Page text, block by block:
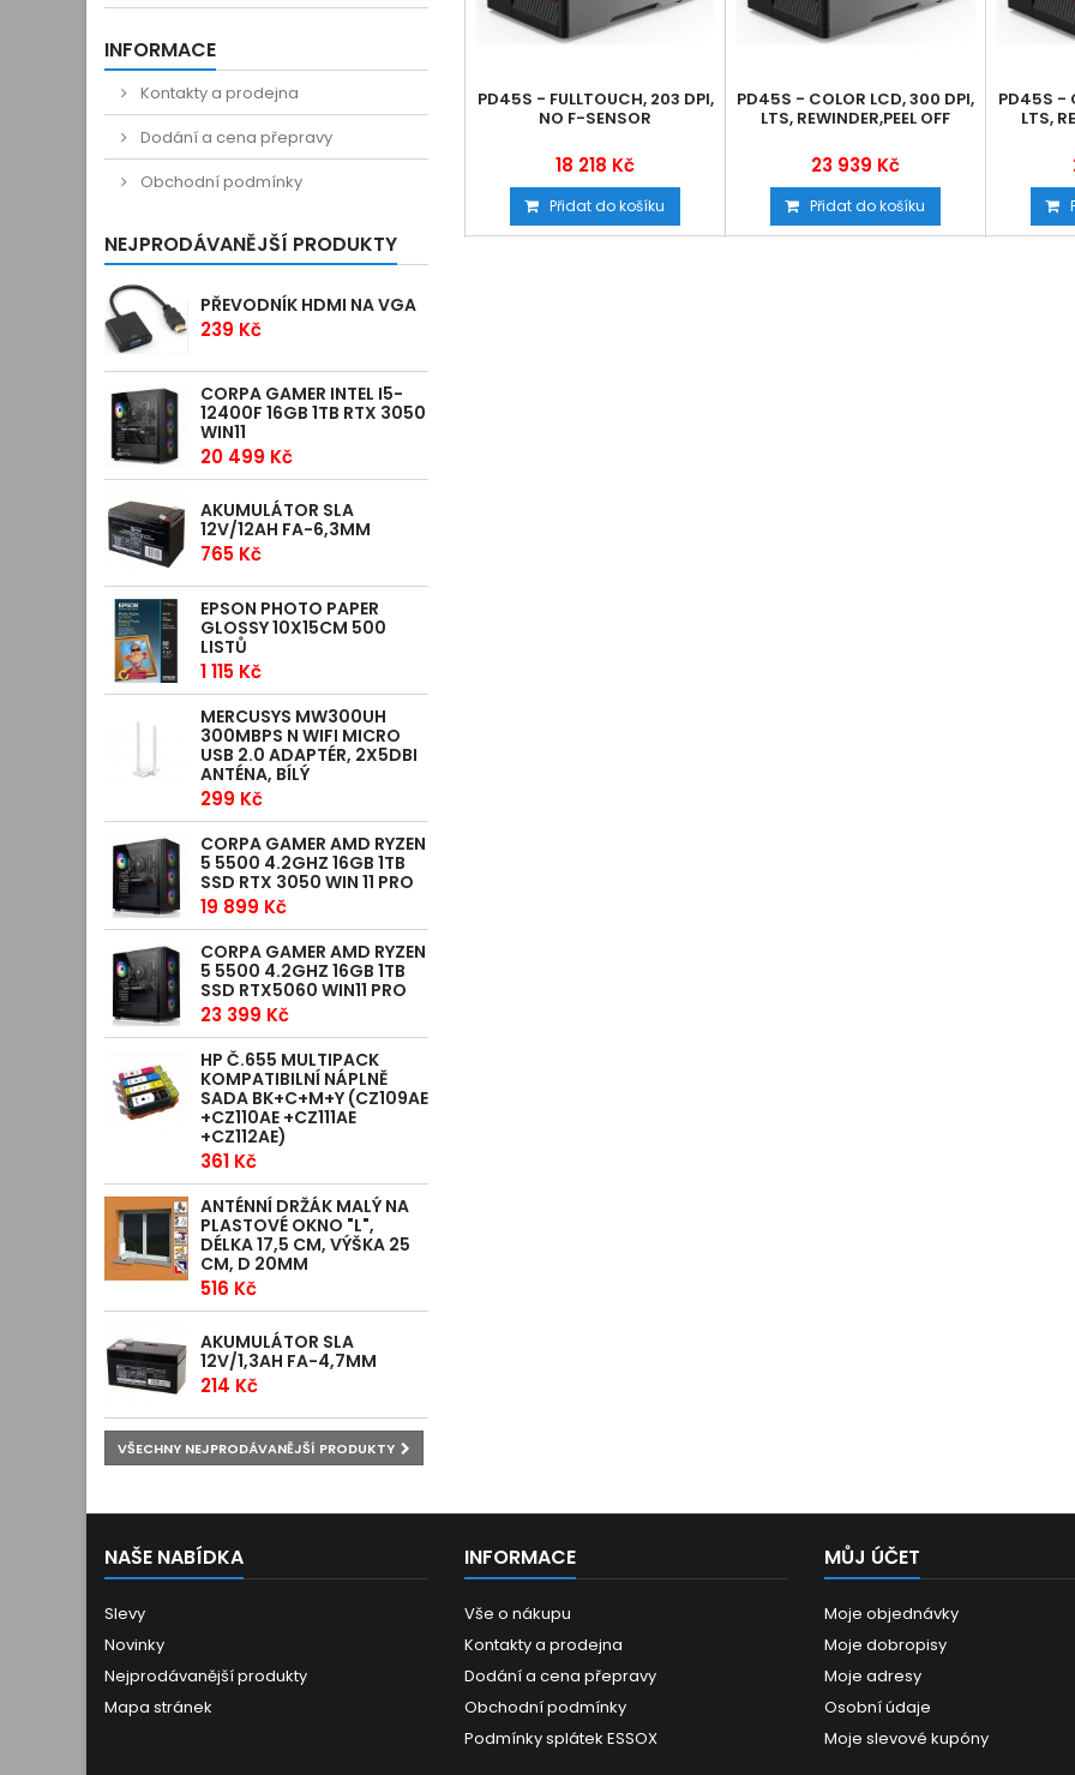
INFORMACE
Kontakty a prodejna
Dodání a cena přepravy
Obchodní podmínky
NEJPRODÁVANĚJŠÍ PRODUKTY
PŘEVODNÍK HDMI NA VGA
239 Kč
CORPA GAMER INTEL I5-
12400F 16GB 1TB RTX 3050
WIN11
20 499 Kč
AKUMULÁTOR SLA
12V/12AH FA-6,3MM
765 Kč
EPSON PHOTO PAPER
GLOSSY 10X15CM 500
LISTŮ
1 115 Kč
MERCUSYS MW300UH
300MBPS N WIFI MICRO
USB 2.0 ADAPTÉR, 2X5DBI
ANTÉNA, BÍLÝ
299 Kč
CORPA GAMER AMD RYZEN
5 5500 4.2GHZ 16GB 1TB
SSD RTX 3050 WIN 11 PRO
19 899 Kč
CORPA GAMER AMD RYZEN
5 5500 4.2GHZ 16GB 1TB
SSD RTX5060 WIN11 PRO
23 399 Kč
HP Č.655 MULTIPACK
KOMPATIBILNÍ NÁPLNĚ
SADA BK+C+M+Y (CZ109AE
+CZ110AE +CZ111AE
+CZ112AE)
361 Kč
ANTÉNNÍ DRŽÁK MALÝ NA
PLASTOVÉ OKNO "L",
DÉLKA 17,5 CM, VÝŠKA 25
CM, D 20MM
516 Kč
AKUMULÁTOR SLA
12V/1,3AH FA-4,7MM
214 Kč
VŠECHNY NEJPRODÁVANĚJŠÍ PRODUKTY
PD45S - FULLTOUCH, 203 DPI,
NO F-SENSOR
18 218 Kč
Přidat do košíku
PD45S - COLOR LCD, 300 DPI,
LTS, REWINDER,PEEL OFF
23 939 Kč
Přidat do košíku
PD45S -
LTS,
NAŠE NABÍDKA
Slevy
Novinky
Nejprodávanější produkty
Mapa stránek
INFORMACE
Vše o nákupu
Kontakty a prodejna
Dodání a cena přepravy
Obchodní podmínky
Podmínky splátek ESSOX
MŮJ ÚČET
Moje objednávky
Moje dobropisy
Moje adresy
Osobní údaje
Moje slevové kupóny